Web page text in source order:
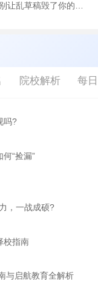
草稿毁了你的分数
院校解析 每
吗?
“捡漏”
，一战成硕?
校指南
与启航教育全解析